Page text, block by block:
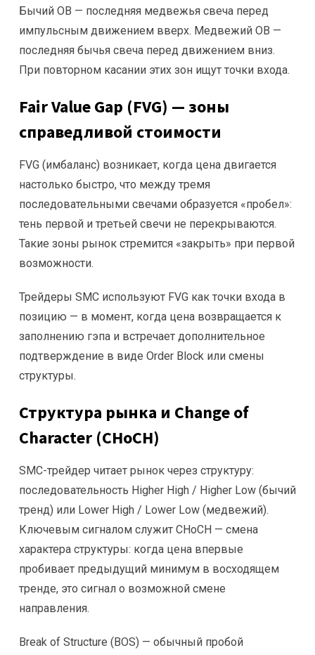
Бычий OB — последняя медвежья свеча перед
импульсным движением вверх. Медвежий OB —
последняя бычья свеча перед движением вниз.
При повторном касании этих зон ищут точки входа.
Fair Value Gap (FVG) — зоны
справедливой стоимости
FVG (имбаланс) возникает, когда цена двигается
настолько быстро, что между тремя
последовательными свечами образуется «пробел»:
тень первой и третьей свечи не перекрываются.
Такие зоны рынок стремится «закрыть» при первой
возможности.
Трейдеры SMC используют FVG как точки входа в
позицию — в момент, когда цена возвращается к
заполнению гэпа и встречает дополнительное
подтверждение в виде Order Block или смены
структуры.
Структура рынка и Change of
Character (CHoCH)
SMC-трейдер читает рынок через структуру:
последовательность Higher High / Higher Low (бычий
тренд) или Lower High / Lower Low (медвежий).
Ключевым сигналом служит CHoCH — смена
характера структуры: когда цена впервые
пробивает предыдущий минимум в восходящем
тренде, это сигнал о возможной смене
направления.
Break of Structure (BOS) — обычный пробой